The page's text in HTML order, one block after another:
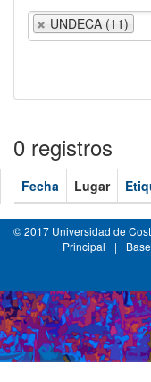
UNDECA (11)
0 registros
Fecha Lugar
© 2017 Universidad de
Principal
|